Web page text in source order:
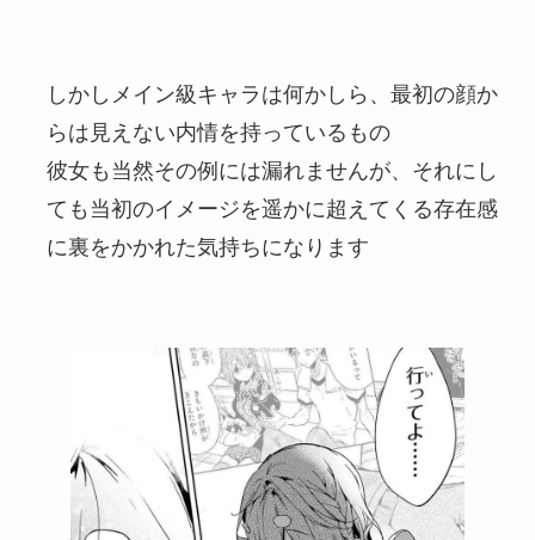
しかしメイン級キャラは何かしら、最初の顔か
らは見えない内情を持っているもの
彼女も当然その例には漏れませんが、それにし
ても当初のイメージを遥かに超えてくる存在感
に裏をかかれた気持ちになります